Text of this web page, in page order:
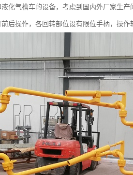
化气槽车的设备，考虑到国内外厂家生
后操作，各回转部位设有限位手柄，操作